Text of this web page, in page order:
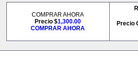
COMPRAR AHORA
Precio $1,300.00
COMPRAR AHORA
Precio